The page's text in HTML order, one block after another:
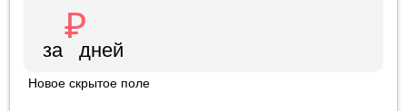
Новое скрытое поле